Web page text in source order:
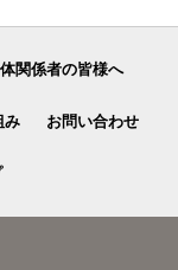
関係者の皆様へ
み お問い合わせ